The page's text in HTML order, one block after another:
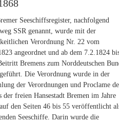
Seeschiffsregister, nachfolgend
SSR genannt, wurde mit der
Verordnung Nr. 22 vom
angeordnet und ab dem 7.2.1824
Bremens zum Norddeutschen
Die Verordnung wurde in der
der Verordnungen und Proclame
der freien Hansestadt Bremen im Jahre
den Seiten 46 bis 55 veröffentlicht
Seeschiffe. Darin wurde die